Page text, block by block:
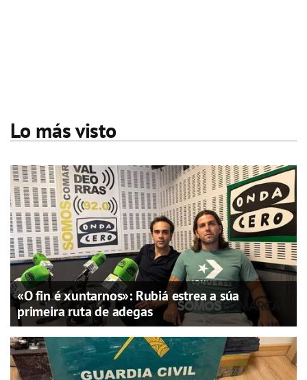
Lo más visto
«O fin é xuntarnos»: Rubiá estrea a súa
primeira ruta de adegas